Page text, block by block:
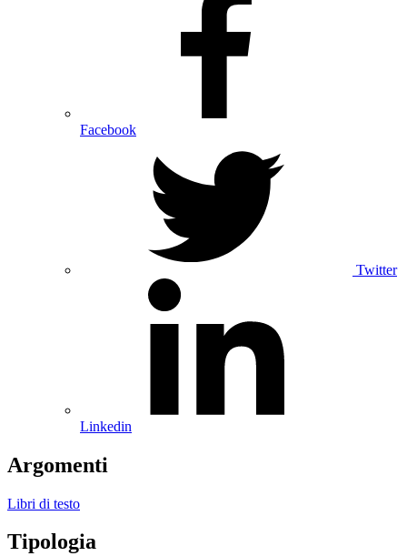
Facebook
Twitter
Linkedin
Argomenti
Libri di testo
Tipologia